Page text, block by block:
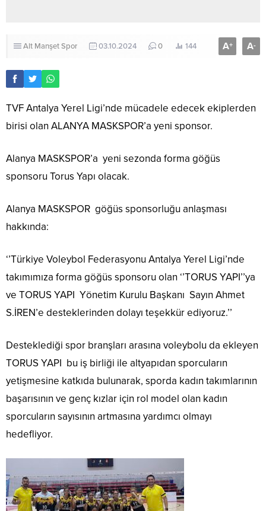
Alt ManşetSpor 03.10.2024 0 144 A+ A-
TVF Antalya Yerel Ligi’nde mücadele edecek ekiplerden
birisi olan ALANYA MASKSPOR’a yeni sponsor.
Alanya MASKSPOR’a yeni sezonda forma göğüs
sponsoru Torus Yapı olacak.
Alanya MASKSPOR göğüs sponsorluğu anlaşması
hakkında:
‘’Türkiye Voleybol Federasyonu Antalya Yerel Ligi’nde
takımımıza forma göğüs sponsoru olan ‘’TORUS YAPI’’ya
ve TORUS YAPI Yönetim Kurulu Başkanı Sayın Ahmet
S.İREN’e desteklerinden dolayı teşekkür ediyoruz.’’
Desteklediği spor branşları arasına voleybolu da ekleyen
TORUS YAPI bu iş birliği ile altyapıdan sporcuların
yetişmesine katkıda bulunarak, sporda kadın takımlarının
başarısının ve genç kızlar için rol model olan kadın
sporcuların sayısının artmasına yardımcı olmayı
hedefliyor.